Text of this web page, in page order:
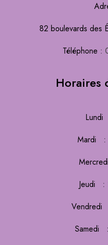
82 boulevards des
Téléphone :
Horaires
Lundi
Mardi :
Jeudi :
Vendredi
Samedi